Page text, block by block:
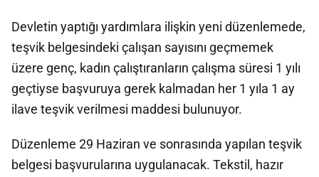
Devletin yaptığı yardımlara ilişkin yeni düzenlemede,
teşvik belgesindeki çalışan sayısını geçmemek
üzere genç, kadın çalıştıranların çalışma süresi 1 yılı
geçtiyse başvuruya gerek kalmadan her 1 yıla 1 ay
ilave teşvik verilmesi maddesi bulunuyor.
Düzenleme 29 Haziran ve sonrasında yapılan teşvik
belgesi başvurularına uygulanacak. Tekstil, hazır